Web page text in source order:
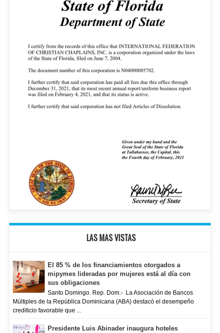
LAS MAS VISTAS
El 85 % de los financiamientos otorgados a
mipymes lideradas por mujeres está al día con
sus obligaciones
Santo Domingo. Rep. Dom.- La Asociación de Bancos
Múltiples de la República Dominicana (ABA) destacó el desempeño
crediticio favorable que ...
Presidente Luis Abinader inaugura hoteles